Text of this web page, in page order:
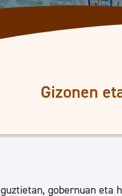
Gizonen
gobernuan